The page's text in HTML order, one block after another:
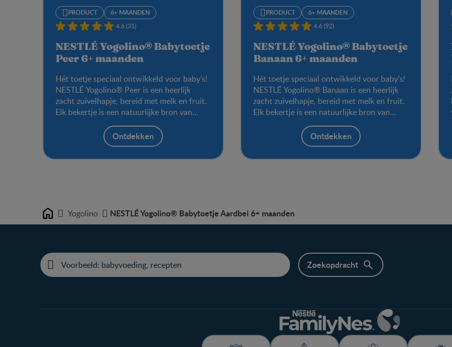
PRODUCT 6+ MAANDEN
4.6 (31)
NESTLÉ Yogolino® Babytoetje
Peer 6+ maanden
Hét toetje speciaal ontwikkeld voor baby's!
NESTLÉ Yogolino® Peer is een heerlijk
zacht zuivelhapje, bereid met melk en fruit.
Elk bekertje is een natuurlijke bron van
calcium. Niet alleen lekker als toetje, maar
ook geschikt als tussendoortje.
Ontdekken
PRODUCT 6+ MAANDEN
4.6 (92)
NESTLÉ Yogolino® Babytoetje
Banaan 6+ maanden
Hét toetje speciaal ontwikkeld voor baby's!
NESTLÉ Yogolino® Banaan is een heerlijk
zacht zuivelhapje, bereid met melk en fruit.
Elk bekertje is een natuurlijke bron van
calcium. Niet alleen lekker als toetje, maar
ook geschikt als tussendoortje.
Ontdekken
Home Yogolino NESTLÉ Yogolino® Babytoetje Aardbei 6+ maanden